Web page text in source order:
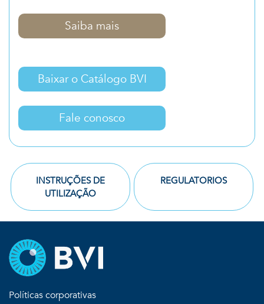
Saiba mais
Baixar o Catálogo BVI
Fale conosco
INSTRUÇÕES DE
UTILIZAÇÃO
REGULATORIOS
Políticas corporativas